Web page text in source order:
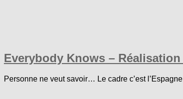
Everybody Knows –
Personne ne veut savoir… Le cadre c’est